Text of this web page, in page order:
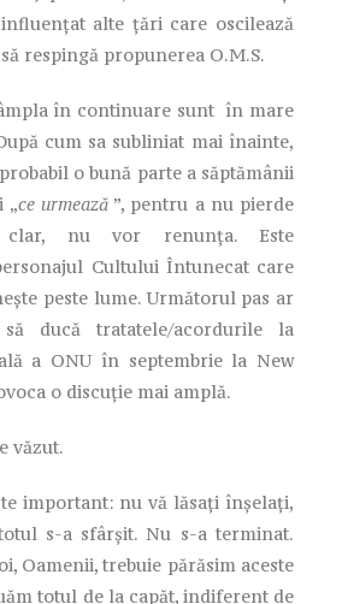
alte țări care oscilează
să respingă propunerea O.M.S.
în continuare sunt în mare
cum sa subliniat mai înainte,
o bună parte a săptămânii
„ce urmează”, pentru a nu pierde
clar, nu vor renunța. Este
Cultului Întunecat care
peste lume. Următorul pas ar
ducă tratatele/acordurile la
a ONU în septembrie la New
o discuție mai amplă.
văzut.
important: nu vă lăsați înșelați,
s-a sfârșit. Nu s-a terminat.
Oamenii, trebuie părăsim aceste
totul de la capăt, indiferent de